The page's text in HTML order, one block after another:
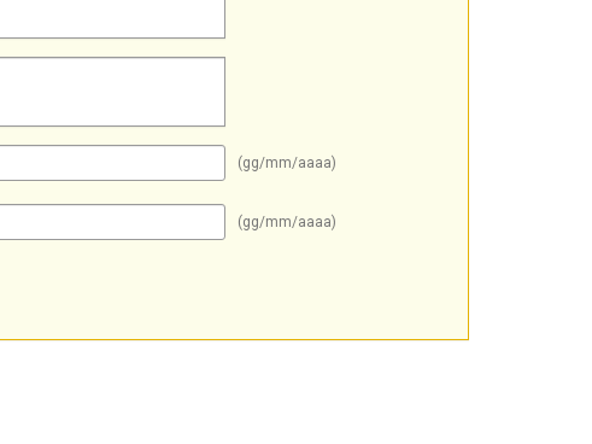
(gg/mm/aaaa)
(gg/mm/aaaa)